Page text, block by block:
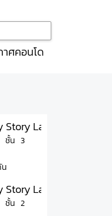
าศคอนโด
Story Ladprao 71 มาย
ชั้น 3
น
Story Ladprao 71 มาย
ชั้น 2